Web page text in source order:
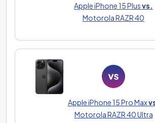
Apple iPhone 15 Plusvs.
Motorola RAZR 40
Apple iPhone 15 Pro Max
Motorola RAZR 40 Ultra